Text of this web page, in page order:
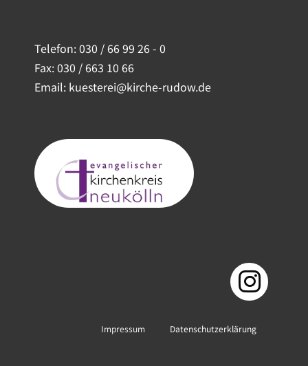
Telefon:030 / 66 99 26 - 0
Fax: 030 / 663 10 66
Email: kuesterei@kirche-rudow.de
Impressum Datenschutzerklärung